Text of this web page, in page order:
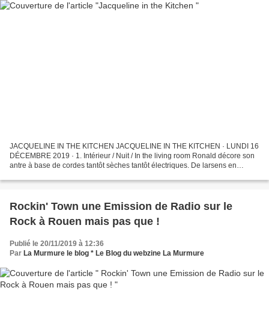
JACQUELINE IN THE KITCHEN JACQUELINE IN THE KITCHEN · LUNDI 16
DÉCEMBRE 2019 · 1. Intérieur / Nuit / In the living room Ronald décore son
antre à base de cordes tantôt sèches tantôt électriques. De larsens en
Rockin' Town une Emission de Radio sur le
Rock à Rouen mais pas que !
Publié le 20/11/2019 à 12:36
Par La Murmure le blog * Le Blog du webzine La Murmure